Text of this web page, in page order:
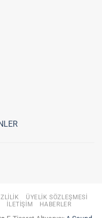
ÜYELIK SÖZLEŞMESI
İLETIŞIM HABERLER